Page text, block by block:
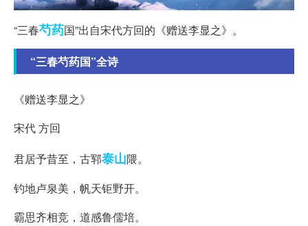
“三春芍药国”出自宋代方回的《赠送李显之》。
“三春芍药国”全诗
《赠送李显之》
宋代 方回
君居予昔至，古郓泰山隈。
钓地卢泉美，帆天钜野开。
霸思齐相竞，道感鲁儒培。